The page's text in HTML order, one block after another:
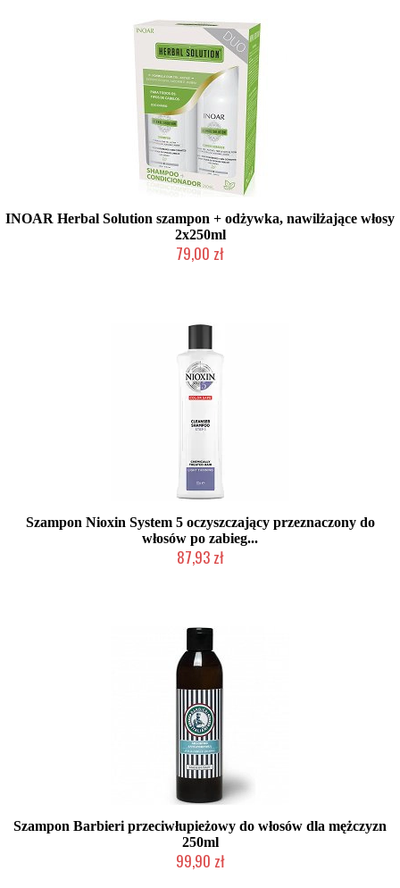
INOAR Herbal Solution szampon + odżywka, nawilżające włosy
2x250ml
79,00 zł
Szampon Nioxin System 5 oczyszczający przeznaczony do
włosów po zabieg...
87,93 zł
Szampon Barbieri przeciwłupieżowy do włosów dla mężczyzn
250ml
99,90 zł